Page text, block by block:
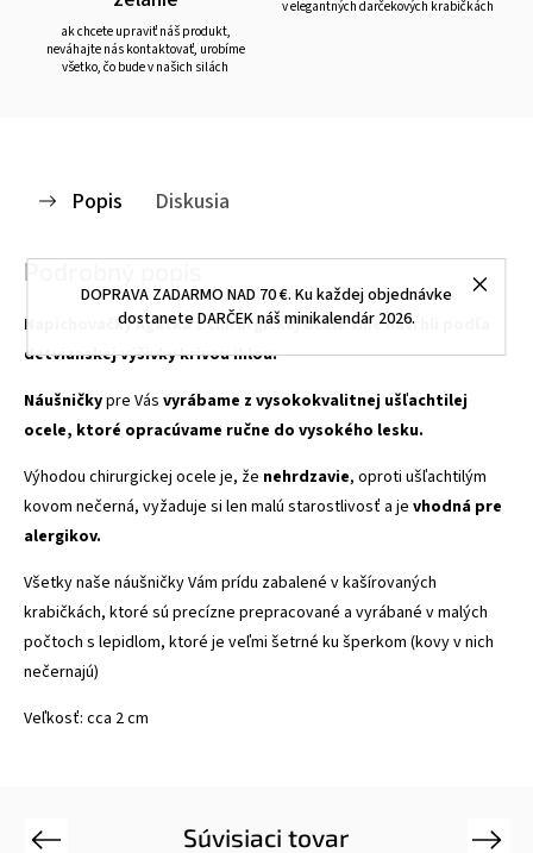
DOPRAVA ZADARMO NAD 70 €. Ku každej objednávke
dostanete DARČEK náš minikalendár 2026.
ak chcete upraviť náš produkt,
neváhajte nás kontaktovať, urobíme
všetko, čo bude v našich silách
v elegantných darčekových krabičkách
Popis Diskusia
Podrobný popis
Napichovačky Agátka z chirurgickej ocele sme navrhli podľa
detvianskej výšivky krivou ihlou.
Náušničkypre Vás vyrábame z vysokokvalitnej ušľachtilej
ocele, ktoré opracúvame ručne do vysokého lesku.
Výhodou chirurgickej ocele je, že nehrdzavie, oproti ušľachtilým
kovom nečerná, vyžaduje si len malú starostlivosť a je vhodná pre
alergikov.
Všetky naše náušničky Vám prídu zabalené v kašírovaných
krabičkách, ktoré sú precízne prepracované a vyrábané v malých
počtoch s lepidlom, ktoré je veľmi šetrné ku šperkom (kovy v nich
nečernajú)
Veľkosť: cca 2 cm
Súvisiaci tovar
Previous Next